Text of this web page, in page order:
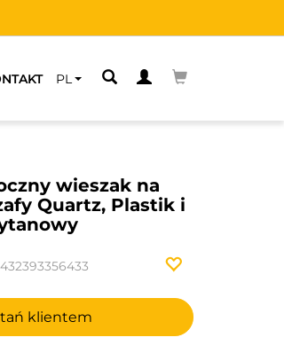
PL
wieszak na
Quartz, Plastik i
klientem